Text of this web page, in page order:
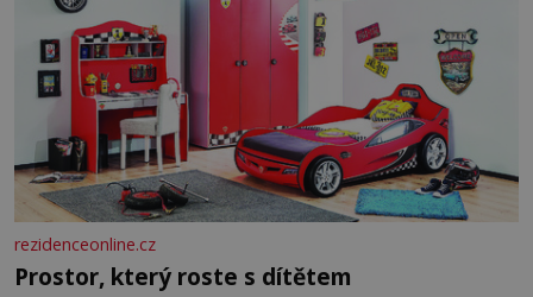
rezidenceonline.cz
Prostor, který roste s dítětem